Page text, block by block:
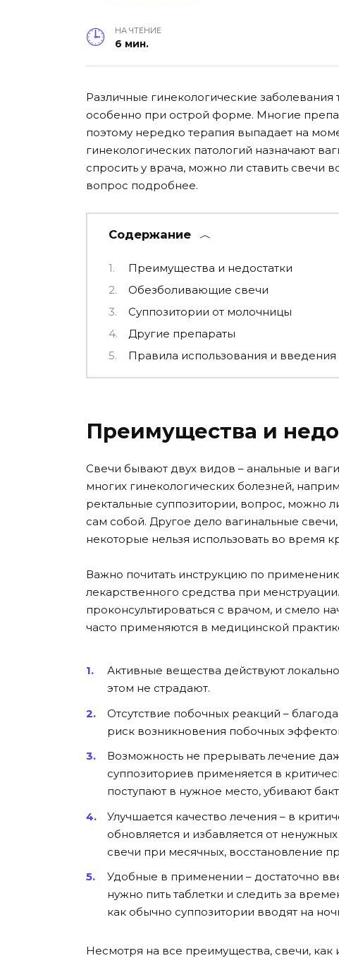
НА ЧТЕНИЕ
6 мин.
Различные гинекологические
особенно при острой форме. Многие
поэтому нередко терапия выпадает на
гинекологических патологий назначают
спросить у врача, можно ли ставить свечи
вопрос подробнее.
Содержание
Преимущества и недостатки
Обезболивающие свечи
Суппозитории от молочницы
Другие препараты
Правила использования и введения
Преимущества и
Свечи бывают двух видов – анальные и
многих гинекологических болезней,
ректальные суппозитории, вопрос, можно
сам собой. Другое дело вагинальные
некоторые нельзя использовать во время
Важно почитать инструкцию по
лекарственного средства при
проконсультироваться с врачом, и смело
часто применяются в медицинской
Активные вещества действуют
этом не страдают.
Отсутствие побочных реакций –
риск возникновения побочных
Возможность не прерывать лечение
суппозиториев применяется в
поступают в нужное место, убивают
Улучшается качество лечения – в
обновляется и избавляется от
свечи при месячных, восстановление
Удобные в применении – достаточно
нужно пить таблетки и следить за
как обычно суппозитории вводят на
Несмотря на все преимущества, свечи,